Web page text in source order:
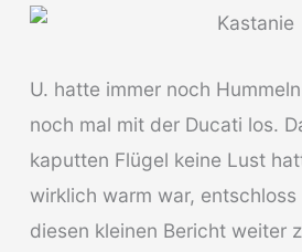
U. hatte immer noch
noch mal mit der Ducati los.
kaputten Flügel keine Lust
wirklich warm war,
diesen kleinen Bericht weiter